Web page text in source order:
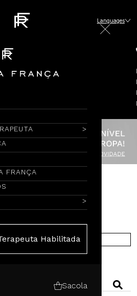
FRANÇA
Habilitada
Sacola
Languages
por Nome
NA EUROPA